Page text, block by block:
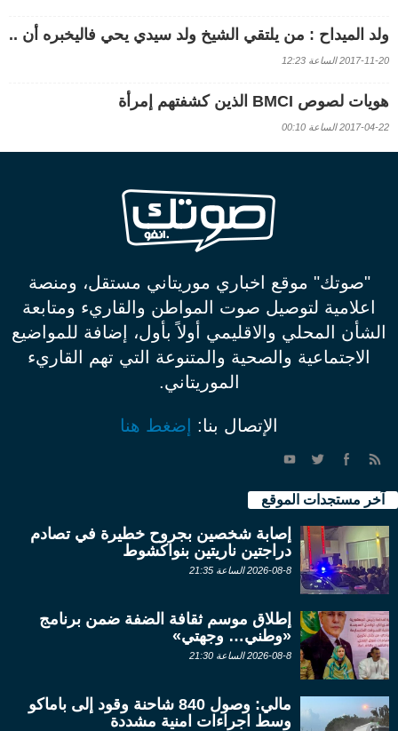
ولد الميداح : من يلتقي الشيخ ولد سيدي يحي فاليخبره أن ..
2017-11-20 الساعة 12:23
هويات لصوص BMCI الذين كشفتهم إمرأة
2017-04-22 الساعة 00:10
"صوتك" موقع اخباري موريتاني مستقل، ومنصة
اعلامية لتوصيل صوت المواطن والقاريء ومتابعة
الشأن المحلي والاقليمي أولاً بأول، إضافة للمواضيع
الاجتماعية والصحية والمتنوعة التي تهم القاريء
الموريتاني.
الإتصال بنا: إضغط هنا
آخر مستجدات الموقع
إصابة شخصين بجروح خطيرة في تصادم
دراجتين ناريتين بنواكشوط
2026-08-8 الساعة 21:35
إطلاق موسم ثقافة الضفة ضمن برنامج
«وطني… وجهتي»
2026-08-8 الساعة 21:30
مالي: وصول 840 شاحنة وقود إلى باماكو
وسط اجراءات امنية مشددة